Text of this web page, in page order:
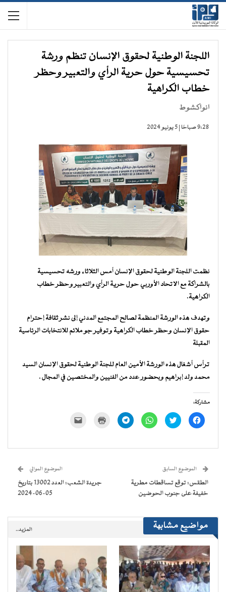
اللجنة الوطنية لحقوق الإنسان تنظم ورشة
تحسيسية حول حرية الرأي والتعبير وحظر
خطاب الكراهية
انواكشوط
9:28 صباحًا | 5 يونيو 2024
نظمت اللجنة الوطنية لحقوق الإنسان أمس الثلاثاء ورشه تحسيسية
بالشراكة مع الاتحاد الأوربي حول حرية الرأي والتعبير وحظر خطاب
الكراهية.
وتهدف هذه الورشة المنظمة لصالح المجتمع المدني إلى نشر ثقافة إحترام
حقوق الإنسان وحظر خطاب الكراهية وتوفير جو ملائم للانتخابات الرئاسية
المقبلة
ترأس أشغال هذه الورشة الأمين العام للجنة الوطنية لحقوق الإنسان السيد
محمد ولد إبراهيم وبحضور عدد من الفنيين والمختصين في المجال .
مشاركة:
انقر
للمشاركة
في
اضغط
للمشاركة
في
انقر
للمشاركة
في
انقر
للمشاركة
في
للطباعة
جديدة) الإلكتروني
نافذة
جديدة)
الموضوع السابق
الطقس: توقع تساقطات مطرية
خفيفة على جنوب الحوضين
الموضوع الموالي
جريدة الشعب: العدد 13002 بتاريخ
05-06-2024
مواضيع مشابهة المزيد..